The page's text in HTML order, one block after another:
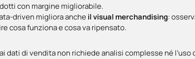
con margine migliorabile.
driven migliora ancheil visual merchandising:
cosa funziona e cosa va ripensato.
dati di vendita non richiede analisi complesse né